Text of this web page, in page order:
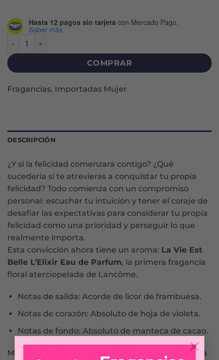
×
Hasta 12 pagos sin tarjeta con Mercado Pago.
Saber más
COMPRAR
Fragancias, Importadas Mujer
DESCRIPCIÓN
¿Y si la felicidad comenzara contigo? ¿Qué
sucedería si te atrevieras a conquistar tu propia
felicidad? Todo comienza con un compromiso
personal: escuchar tu intuición y tener el coraje de
desafiar las expectativas para considerar tu propia
felicidad como una prioridad y perseguir lo que
realmente importa.
Esta convicción ahora tiene un aroma: La Vie Est
Belle L’Elixir Eau de Parfum, la primera fragancia
floral aterciopelada de Lancôme.
Notas de salida: Acorde de licor de frambuesa.
Notas de corazón: Absoluto de hoja de violeta.
Notas de fondo: Absoluto de manteca de cacao.
Más que un perfume, una profunda emoción. Una